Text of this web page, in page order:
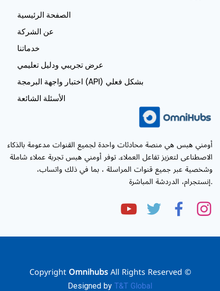
الصفحة الرئيسية
عن الشركة
خدماتنا
عرض تجريبي ودليل تعليمي
اختبار واجهة البرمجة (API) بشكل فعلي
الأسئلة الشائعة
أومني هبس هي منصة محادثات واحدة لجميع القنوات مدعومة بالذكاء
الاصطناعى لتعزيز تفاعل العملاء. توفر أومني هبس تجربة عملاء شاملة
وشخصية عبر جميع قنوات المراسلة ، بما في ذلك واتساب،
.إنستجرام، الدردشة المباشرة
© Copyright
OmnihubsAll Rights Reserved
Designed by T&T Global